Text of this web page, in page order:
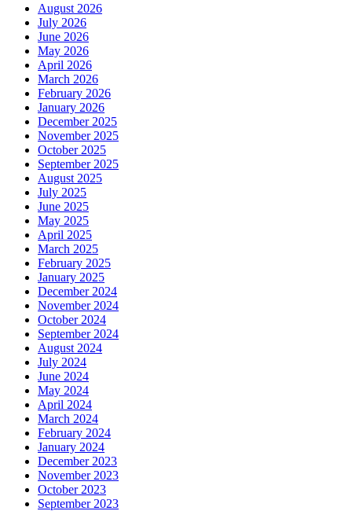
August 2026
July 2026
June 2026
May 2026
April 2026
March 2026
February 2026
January 2026
December 2025
November 2025
October 2025
September 2025
August 2025
July 2025
June 2025
May 2025
April 2025
March 2025
February 2025
January 2025
December 2024
November 2024
October 2024
September 2024
August 2024
July 2024
June 2024
May 2024
April 2024
March 2024
February 2024
January 2024
December 2023
November 2023
October 2023
September 2023